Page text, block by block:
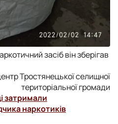
засіб він зберігав
Тростянецької селищної
територіальної громади
затримали
наркотиків